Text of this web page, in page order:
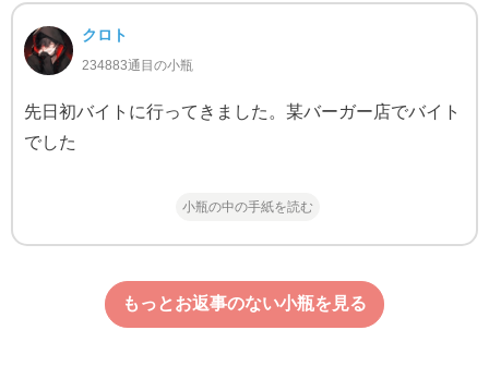
クロト
234883通目の小瓶
先日初バイトに行ってきました。某バーガー店でバイト
でした
小瓶の中の手紙を読む
もっとお返事のない小瓶を見る